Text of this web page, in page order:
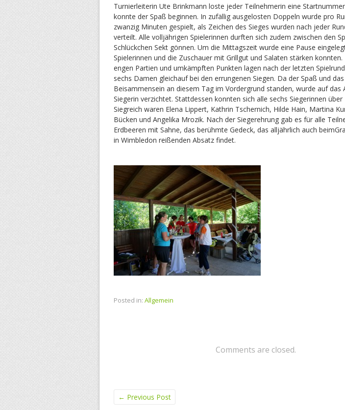
Turnierleiterin Ute Brinkmann loste jeder Teilnehmerin eine
konnte der Spaß beginnen. In zufällig ausgelosten Doppeln wurde pro
zwanzig Minuten gespielt, als Zeichen des Sieges wurden nach jeder
verteilt. Alle volljährigen Spielerinnen durften sich zudem zwischen den
Schlückchen Sekt gönnen. Um die Mittagszeit wurde eine Pause
Spielerinnen und die Zuschauer mit Grillgut und Salaten stärken konnten.
engen Partien und umkämpften Punkten lagen nach der letzten
sechs Damen gleichauf bei den errungenen Siegen. Da der Spaß und
Beisammensein an diesem Tag im Vordergrund standen, wurde auf das
Siegerin verzichtet. Stattdessen konnten sich alle sechs Siegerinnen über
Siegreich waren Elena Lippert, Kathrin Tschernich, Hilde Hain, Martina
Bücken und Angelika Mrozik. Nach der Siegerehrung gab es für alle
Erdbeeren mit Sahne, das berühmte Gedeck, das alljährlich auch
in Wimbledon reißenden Absatz findet.
Posted in: Allgemein
Comments are closed.
← Previous Post